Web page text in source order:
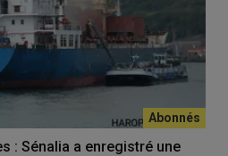
: Sénalia a enregistré une